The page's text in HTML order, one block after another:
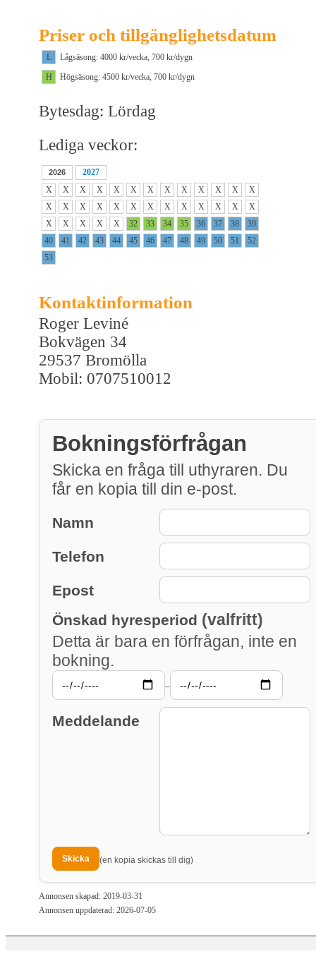
Priser och tillgänglighetsdatum
L
Lågsäsong: 4000 kr/vecka, 700 kr/dygn
H
Högsäsong: 4500 kr/vecka, 700 kr/dygn
Bytesdag: Lördag
Lediga veckor:
2026
2027
X
X X X X X X X X X X X
X
X
X X X X X X X X X X X
X
X
X X X X 32 33 34 35 36 37 38
39
40
41 42 43 44 45 46 47 48 49 50 51
52
53
Kontaktinformation
Roger Leviné
Bokvägen 34
29537 Bromölla
Mobil: 0707510012
Bokningsförfrågan
Skicka en fråga till uthyraren. Du
får en kopia till din e-post.
Namn
Telefon
Epost
Önskad hyresperiod (valfritt)
Detta är bara en förfrågan, inte en
bokning.
–
Meddelande
(en kopia skickas till dig)
Annonsen skapad: 2019-03-31
Annonsen uppdaterad: 2026-07-05